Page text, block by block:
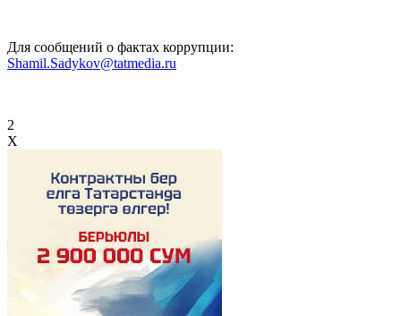
Для сообщений о фактах коррупции:
Shamil.Sadykov@tatmedia.ru
2
X